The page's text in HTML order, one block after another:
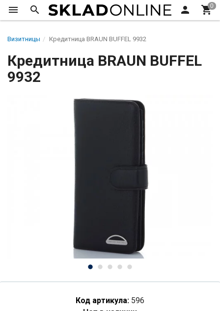
Визитницы Кредитница BRAUN BUFFEL 9932
Кредитница BRAUN BUFFEL
9932
Код артикула: 596